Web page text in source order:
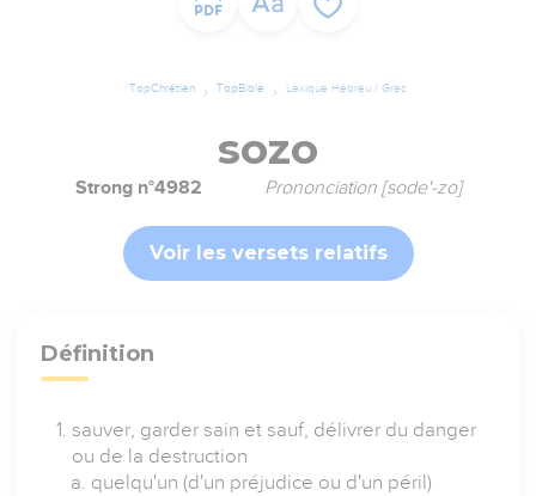
TopChrétien TopBible Lexique Hébreu / Grec
sozo
Strong n°4982 Prononciation [sode'-zo]
Voir les versets relatifs
Définition
sauver, garder sain et sauf, délivrer du danger
ou de la destruction
quelqu'un (d'un préjudice ou d'un péril)